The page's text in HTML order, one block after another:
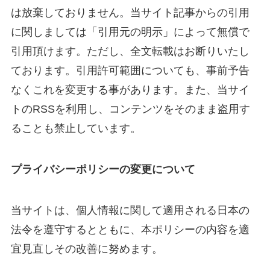
は放棄しておりません。当サイト記事からの引用
に関しましては「引用元の明示」によって無償で
引用頂けます。ただし、全文転載はお断りいたし
ております。引用許可範囲についても、事前予告
なくこれを変更する事があります。また、当サイ
トのRSSを利用し、コンテンツをそのまま盗用す
ることも禁止しています。
プライバシーポリシーの変更について
当サイトは、個人情報に関して適用される日本の
法令を遵守するとともに、本ポリシーの内容を適
宜見直しその改善に努めます。